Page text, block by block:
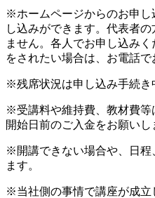
※ホームページからのお申し
し込みができます。代表者
ません。各人でお申し込み
をされたい場合は、お電話で
※残席状況は申し込み手続き
※受講料や維持費、教材費等
開始日前のご入金をお願いし
※開講できない場合や、日程
ます。
※当社側の事情で講座が成立